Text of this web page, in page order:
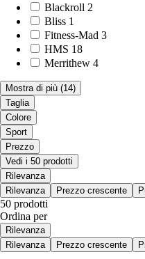
Blackroll 2
Bliss 1
Fitness-Mad 3
HMS 18
Merrithew 4
Mostra di più (14)
Taglia
Colore
Sport
Prezzo
Vedi i 50 prodotti
Rilevanza
Rilevanza
Prezzo crescente
50 prodotti
Ordina per
Rilevanza
Rilevanza
Prezzo crescente